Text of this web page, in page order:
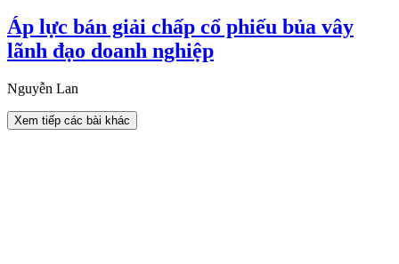
Áp lực bán giải chấp cổ phiếu bủa vây
lãnh đạo doanh nghiệp
Nguyễn Lan
Xem tiếp các bài khác